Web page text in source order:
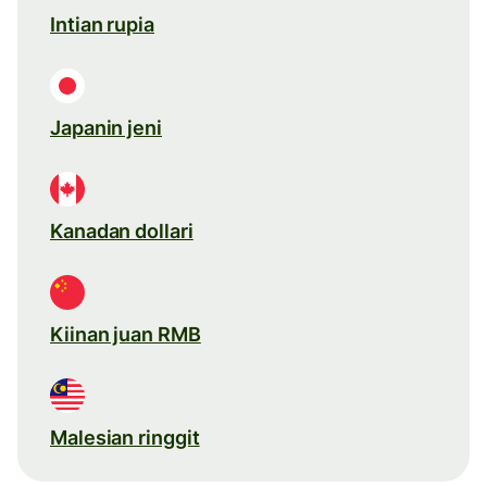
Intian rupia
Japanin jeni
Kanadan dollari
Kiinan juan RMB
Malesian ringgit